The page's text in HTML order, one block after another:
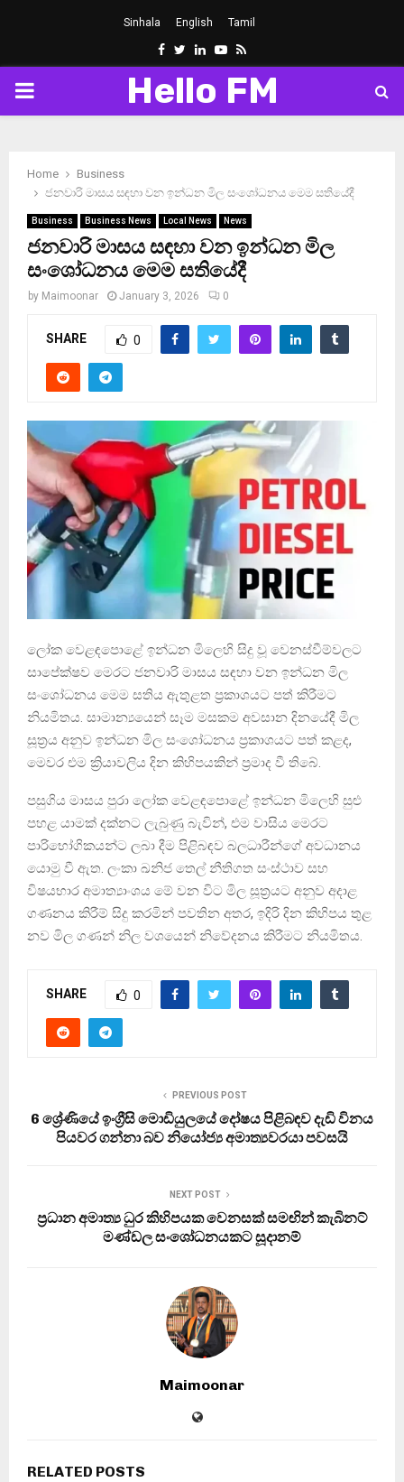
Sinhala English Tamil
Facebook
Twitter
LinkedinYoutube
Rss
PRIMARY
Hello FM
Home
Business
ජනවාරි මාසය සඳහා වන ඉන්ධන මිල සංශෝධනය මෙම සතියේදී
Business Business News Local News News
ජනවාරි මාසය සඳහා වන ඉන්ධන මිල
සංශෝධනය මෙම සතියේදී
by Maimoonar January 3, 2026 0
SHARE 0
ලෝක වෙළඳපොළේ ඉන්ධන මිලෙහි සිදු වූ වෙනස්වීම්වලට
සාපේක්ෂව මෙරට ජනවාරි මාසය සඳහා වන ඉන්ධන මිල
සංශෝධනය මෙම සතිය ඇතුළත ප්‍රකාශයට පත් කිරීමට
නියමිතය. සාමාන්‍යයෙන් සෑම මසකම අවසාන දිනයේදී මිල
සූත්‍රය අනුව ඉන්ධන මිල සංශෝධනය ප්‍රකාශයට පත් කළද,
මෙවර එම ක්‍රියාවලිය දින කිහිපයකින් ප්‍රමාද වී තිබේ.
පසුගිය මාසය පුරා ලෝක වෙළඳපොළේ ඉන්ධන මිලෙහි සුළු
පහළ යාමක් දක්නට ලැබුණු බැවින්, එම වාසිය මෙරට
පාරිභෝගිකයන්ට ලබා දීම පිළිබඳව බලධාරීන්ගේ අවධානය
යොමු වී ඇත. ලංකා ඛනිජ තෙල් නීතිගත සංස්ථාව සහ
විෂයභාර අමාත්‍යාංශය මේ වන විට මිල සූත්‍රයට අනුව අදාළ
ගණනය කිරීම් සිදු කරමින් පවතින අතර, ඉදිරි දින කිහිපය තුළ
නව මිල ගණන් නිල වශයෙන් නිවේදනය කිරීමට නියමිතය.
SHARE 0
PREVIOUS POST
6 ශ්‍රේණියේ ඉංග්‍රීසි මොඩියුලයේ දෝෂය පිළිබඳව දැඩි විනය
පියවර ගන්නා බව නියෝජ්‍ය අමාත්‍යවරයා පවසයි
NEXT POST
ප්‍රධාන අමාත්‍ය ධුර කිහිපයක වෙනසක් සමඟින් කැබිනට්
මණ්ඩල සංශෝධනයකට සූදානම්
Maimoonar
RELATED POSTS